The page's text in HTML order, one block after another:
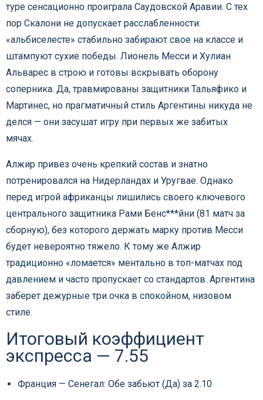
туре сенсационно проиграла Саудовской Аравии. С тех
пор Скалони не допускает расслабленности:
«альбиселесте» стабильно забирают свое на классе и
штампуют сухие победы. Лионель Месси и Хулиан
Альварес в строю и готовы вскрывать оборону
соперника. Да, травмированы защитники Тальяфико и
Мартинес, но прагматичный стиль Аргентины никуда не
делся — они засушат игру при первых же забитых
мячах.
Алжир привез очень крепкий состав и знатно
потренировался на Нидерландах и Уругвае. Однако
перед игрой африканцы лишились своего ключевого
центрального защитника Рами Бенс***йни (81 матч за
сборную), без которого держать марку против Месси
будет невероятно тяжело. К тому же Алжир
традиционно «ломается» ментально в топ-матчах под
давлением и часто пропускает со стандартов. Аргентина
заберет дежурные три очка в спокойном, низовом
стиле.
Итоговый коэффициент
экспресса — 7.55
Франция — Сенегал: Обе забьют (Да) за 2.10